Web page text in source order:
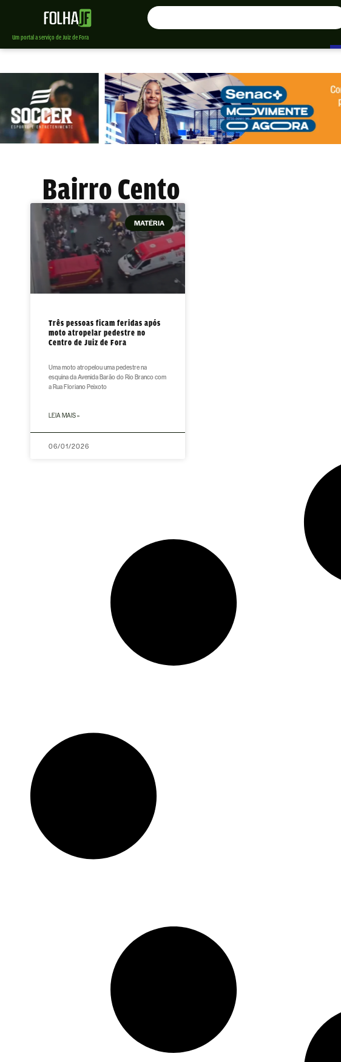
Um portal a serviço de Juiz de Fora
Bairro Cento
MATÉRIA
Três pessoas ficam feridas após
moto atropelar pedestre no
Centro de Juiz de Fora
Uma moto atropelou uma pedestre na
esquina da Avenida Barão do Rio Branco com
a Rua Floriano Peixoto
LEIA MAIS »
06/01/2026